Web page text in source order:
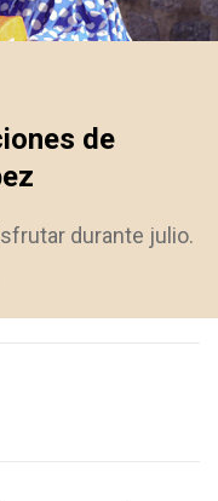
de
durante julio.